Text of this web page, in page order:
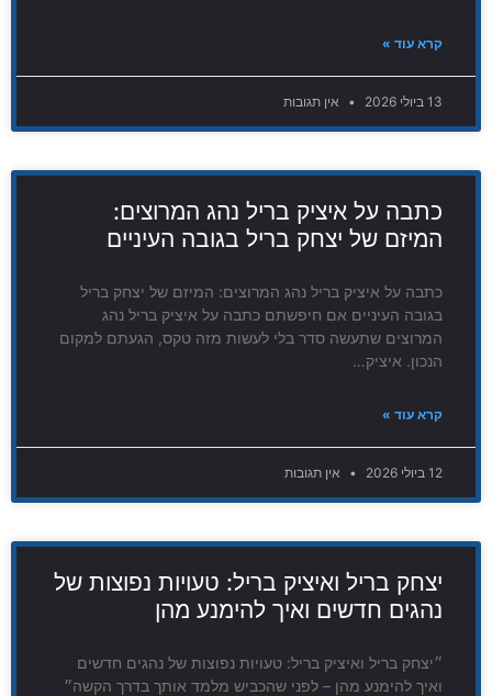
קרא עוד »
13 ביולי 2026 אין תגובות
כתבה על איציק בריל נהג המרוצים:
המיזם של יצחק בריל בגובה העיניים
כתבה על איציק בריל נהג המרוצים: המיזם של יצחק בריל
בגובה העיניים אם חיפשתם כתבה על איציק בריל נהג
המרוצים שתעשה סדר בלי לעשות מזה טקס, הגעתם למקום
הנכון. איציק…
קרא עוד »
12 ביולי 2026 אין תגובות
יצחק בריל ואיציק בריל: טעויות נפוצות של
נהגים חדשים ואיך להימנע מהן
״יצחק בריל ואיציק בריל: טעויות נפוצות של נהגים חדשים
ואיך להימנע מהן – לפני שהכביש מלמד אותך בדרך הקשה״